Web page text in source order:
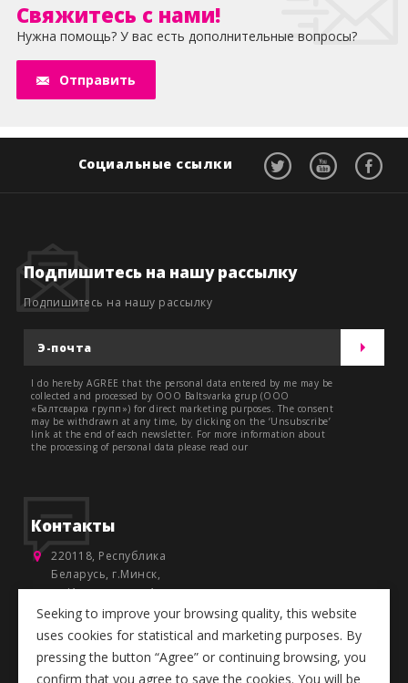
Свяжитесь с нами!
Нужна помощь? У вас есть дополнительные вопросы?
Отправить
Социальные ссылки
Подпишитесь на нашу рассылку
Подпишитесь на нашу рассылку
I do hereby AGREE that the personal data entered by me may be
collected and processed by OOO Baltsvarka grup (OOO
«Балтсварка групп») for direct marketing purposes. The consent
may be withdrawn at any time, by clicking on the ‘Unsubscribe’
link at the end of each newsletter. For more information about
the processing of personal data please read our
Контакты
220118, Республика
Беларусь, г.Минск,
ул.Инженерная, 1-
Б,ком.208
+375 17 299 63 86
info@baltsvarka.com
Seeking to improve your browsing quality, this website
uses cookies for statistical and marketing purposes. By
pressing the button “Agree” or continuing browsing, you
confirm that you agree to save the cookies. You will be